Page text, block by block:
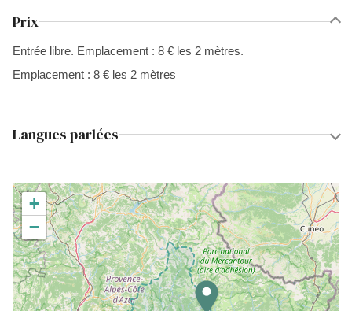
Prix
Entrée libre. Emplacement : 8 € les 2 mètres.
Emplacement : 8 € les 2 mètres
Langues parlées
+
−